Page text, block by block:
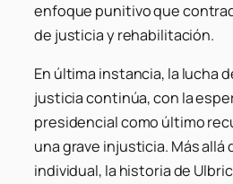
enfoque punitivo que
de justicia y rehabilitación.
En última instancia, la lucha
justicia continúa, con la
presidencial como último
una grave injusticia. Más allá
individual, la historia de